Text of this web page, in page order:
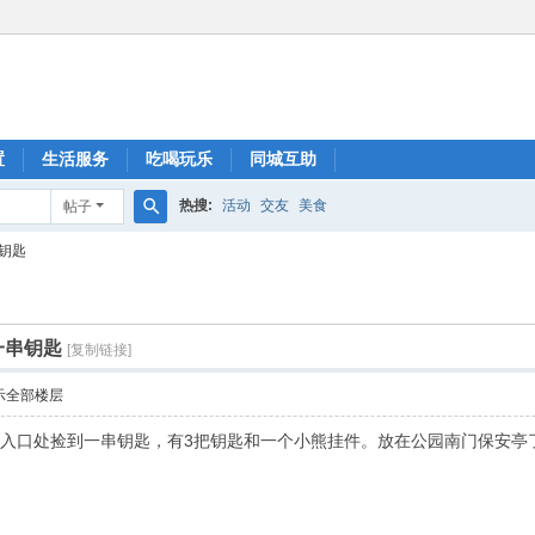
生活服务 吃喝玩乐 同城互助
帖子 热搜: 活动 交友 美食
匙
串钥匙 [复制链接]
全部楼层
口处捡到一串钥匙，有3把钥匙和一个小熊挂件。放在公园南门保安